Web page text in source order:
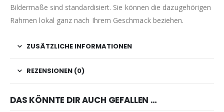
Bildermaße sind standardisiert. Sie können die dazugehörigen
Rahmen lokal ganz nach Ihrem Geschmack beziehen.
ZUSÄTZLICHE INFORMATIONEN
REZENSIONEN (0)
DAS KÖNNTE DIR AUCH GEFALLEN …